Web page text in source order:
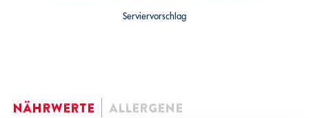
Serviervorschlag
Nährwerte Allergene